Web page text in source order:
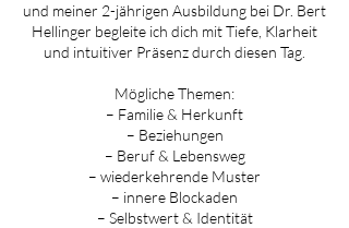
und meiner 2-jährigen Ausbildung bei Dr. Bert
Hellinger begleite ich dich mit Tiefe, Klarheit
und intuitiver Präsenz durch diesen Tag.
Mögliche Themen:
– Familie & Herkunft
– Beziehungen
– Beruf & Lebensweg
– wiederkehrende Muster
– innere Blockaden
– Selbstwert & Identität